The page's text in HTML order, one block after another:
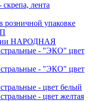
лента
упаковке
НАРОДНАЯ
- "ЭКО" цвет
- "ЭКО" цвет
- цвет белый
- цвет желтая